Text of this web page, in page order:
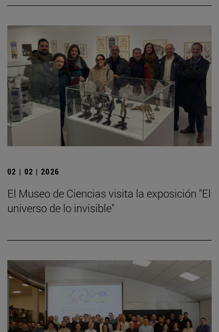
02 | 02 | 2026
El Museo de Ciencias visita la exposición "El
universo de lo invisible"